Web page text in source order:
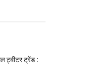
ट्वीटर ट्रेंड :